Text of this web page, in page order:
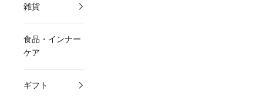
雑貨
食品・インナー
ケア
ギフト